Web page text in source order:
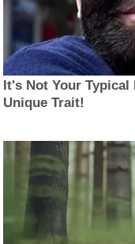
It's Not Your Typical
Unique Trait!